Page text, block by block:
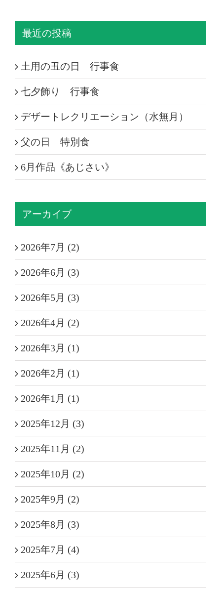
最近の投稿
土用の丑の日 行事食
七夕飾り 行事食
デザートレクリエーション（水無月）
父の日 特別食
6月作品《あじさい》
アーカイブ
2026年7月 (2)
2026年6月 (3)
2026年5月 (3)
2026年4月 (2)
2026年3月 (1)
2026年2月 (1)
2026年1月 (1)
2025年12月 (3)
2025年11月 (2)
2025年10月 (2)
2025年9月 (2)
2025年8月 (3)
2025年7月 (4)
2025年6月 (3)